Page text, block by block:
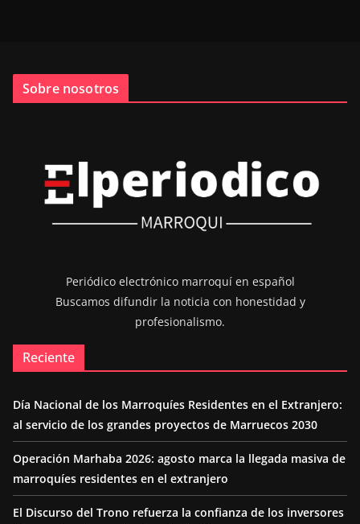
Sobre nosotros
Periódico electrónico marroquí en español
Buscamos difundir la noticia con honestidad y
profesionalismo.
Reciente
Día Nacional de los Marroquíes Residentes en el Extranjero:
al servicio de los grandes proyectos de Marruecos 2030
Operación Marhaba 2026: agosto marca la llegada masiva de
marroquíes residentes en el extranjero
El Discurso del Trono refuerza la confianza de los inversores